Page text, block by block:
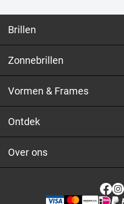
Brillen
Zonnebrillen
Vormen & Frames
Ontdek
Over ons